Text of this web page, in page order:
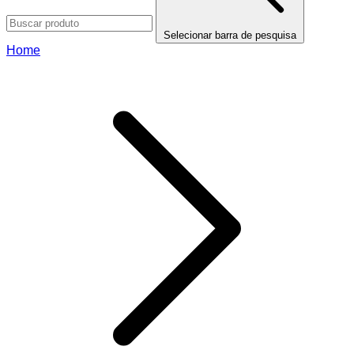
Selecionar barra de pesquisa
Home